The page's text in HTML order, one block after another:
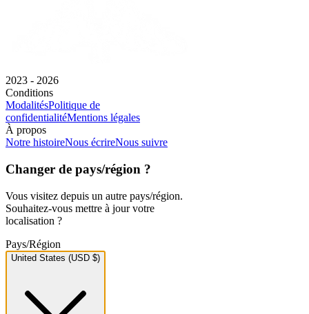
2023 - 2026
Conditions
ModalitésPolitique de
confidentialitéMentions légales
À propos
Notre histoireNous écrireNous suivre
Changer de pays/région ?
Vous visitez depuis un autre pays/région.
Souhaitez-vous mettre à jour votre
localisation ?
Pays/Région
United States (USD $)